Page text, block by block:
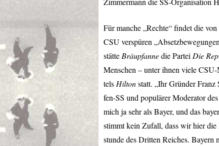
Für manche „Rechte“ findet die
CSUverspüren
stätte Bräupfannedie Partei Die
Menschen – unter ihnen vieleCSU-
tels Hiltonstatt. „Ihr Gründer
fen-SS und populärer Moderator
mich ja sehr als Bayer, und das
stimmt kein Zufall, dass wir hier die
stunde des Dritten Reiches.